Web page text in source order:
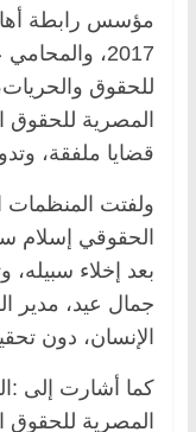
مؤسس رابطة
2017،
للحقوق
المصرية
قضايا ملفقة،
ولفتت المنظمات
الحقوقي إسلام
بعد إخلاء
جمال عيد، مدير
الإنسان، دون
كما أشارت إلى
المصرية للحقوق